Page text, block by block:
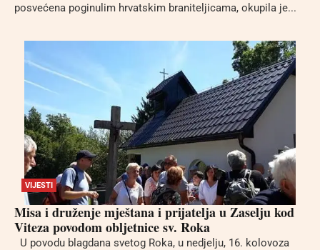
posvećena poginulim hrvatskim braniteljicama, okupila je...
VIJESTI
Misa i druženje mještana i prijatelja u Zaselju kod
Viteza povodom obljetnice sv. Roka
U povodu blagdana svetog Roka, u nedjelju, 16. kolovoza